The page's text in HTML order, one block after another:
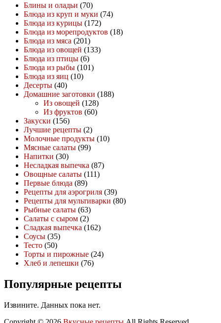
Блины и оладьи (70)
Блюда из круп и муки (74)
Блюда из курицы (172)
Блюда из морепродуктов (18)
Блюда из мяса (201)
Блюда из овощей (133)
Блюда из птицы (6)
Блюда из рыбы (101)
Блюда из яиц (10)
Десерты (40)
Домашние заготовки (188)
Из овощей (128)
Из фруктов (60)
Закуски (156)
Лучшие рецепты (2)
Молочные продукты (10)
Мясные салаты (99)
Напитки (30)
Несладкая выпечка (87)
Овощные салаты (111)
Первые блюда (89)
Рецепты для аэрогриля (39)
Рецепты для мультиварки (80)
Рыбные салаты (63)
Салаты с сыром (2)
Сладкая выпечка (162)
Соусы (35)
Тесто (50)
Торты и пирожные (24)
Хлеб и лепешки (76)
Популярные рецепты
Извините. Данных пока нет.